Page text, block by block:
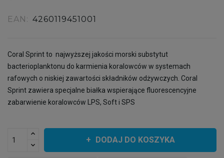
EAN: 4260119451001
Coral Sprint to najwyższej jakości morski substytut
bacterioplanktonu do karmienia koralowców w systemach
rafowych o niskiej zawartości składników odżywczych. Coral
Sprint zawiera specjalne białka wspierające fluorescencyjne
zabarwienie koralowców LPS, Soft i SPS
DODAJ DO KOSZYKA